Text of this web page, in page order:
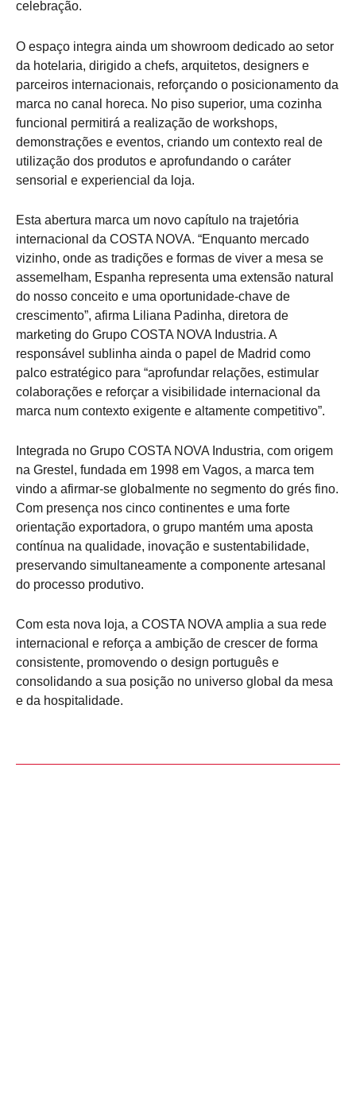
celebração.
O espaço integra ainda um showroom dedicado ao setor
da hotelaria, dirigido a chefs, arquitetos, designers e
parceiros internacionais, reforçando o posicionamento da
marca no canal horeca. No piso superior, uma cozinha
funcional permitirá a realização de workshops,
demonstrações e eventos, criando um contexto real de
utilização dos produtos e aprofundando o caráter
sensorial e experiencial da loja.
Esta abertura marca um novo capítulo na trajetória
internacional da COSTA NOVA. “Enquanto mercado
vizinho, onde as tradições e formas de viver a mesa se
assemelham, Espanha representa uma extensão natural
do nosso conceito e uma oportunidade-chave de
crescimento”, afirma Liliana Padinha, diretora de
marketing do Grupo COSTA NOVA Industria. A
responsável sublinha ainda o papel de Madrid como
palco estratégico para “aprofundar relações, estimular
colaborações e reforçar a visibilidade internacional da
marca num contexto exigente e altamente competitivo”.
Integrada no Grupo COSTA NOVA Industria, com origem
na Grestel, fundada em 1998 em Vagos, a marca tem
vindo a afirmar-se globalmente no segmento do grés fino.
Com presença nos cinco continentes e uma forte
orientação exportadora, o grupo mantém uma aposta
contínua na qualidade, inovação e sustentabilidade,
preservando simultaneamente a componente artesanal
do processo produtivo.
Com esta nova loja, a COSTA NOVA amplia a sua rede
internacional e reforça a ambição de crescer de forma
consistente, promovendo o design português e
consolidando a sua posição no universo global da mesa
e da hospitalidade.